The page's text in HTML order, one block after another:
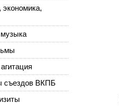
экономика,
съездов ВКПБ